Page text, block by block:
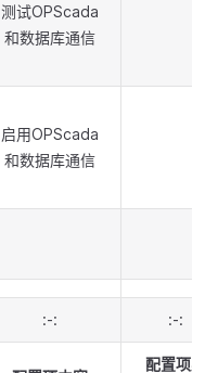
测试OPScada
和数据库通信
启用OPScada
和数据库通信
:-: :-:
配置项默